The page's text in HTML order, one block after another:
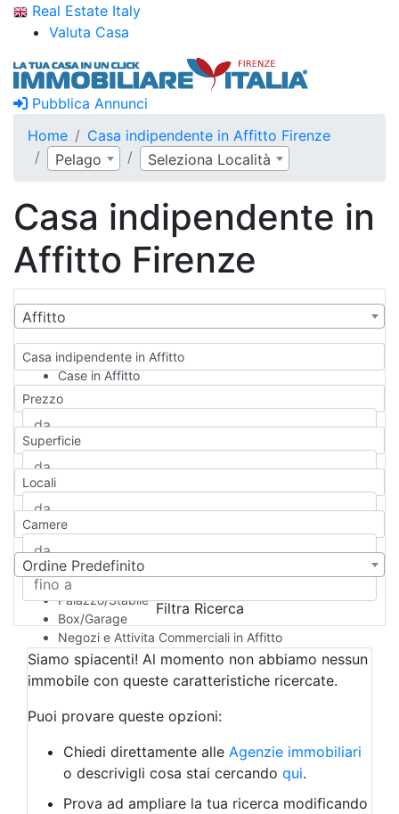
Real Estate Italy
Valuta Casa
Pubblica Annunci
Home
Casa indipendente in Affitto Firenze
Pelago
Seleziona Località
Casa indipendente in
Affitto Firenze
Affitto
Casa indipendente in Affitto
Case in Affitto
Qualsiasi
Appartamento
Casa indipendente
Casa Semi-indipendente
Attico/Mansarda
Rustico/Casale
Camera d'Albergo
Multiproprietà
Palazzo/Stabile
Box/Garage
Negozi e Attivita Commerciali in Affitto
Qualsiasi
Attività/Licenza Commerciale
Azienda Agricola
Bar/Ristorante
Albergo
Laboratorio Artigianale
Negozio/locale commerciale
Agriturismo
Prezzo
Superficie
Locali
Camere
Ordine Predefinito
Filtra Ricerca
Siamo spiacenti! Al momento non abbiamo nessun
immobile con queste caratteristiche ricercate.
Puoi provare queste opzioni:
Chiedi direttamente alle Agenzie immobiliari
o descrivigli cosa stai cercando qui.
Prova ad ampliare la tua ricerca modificando